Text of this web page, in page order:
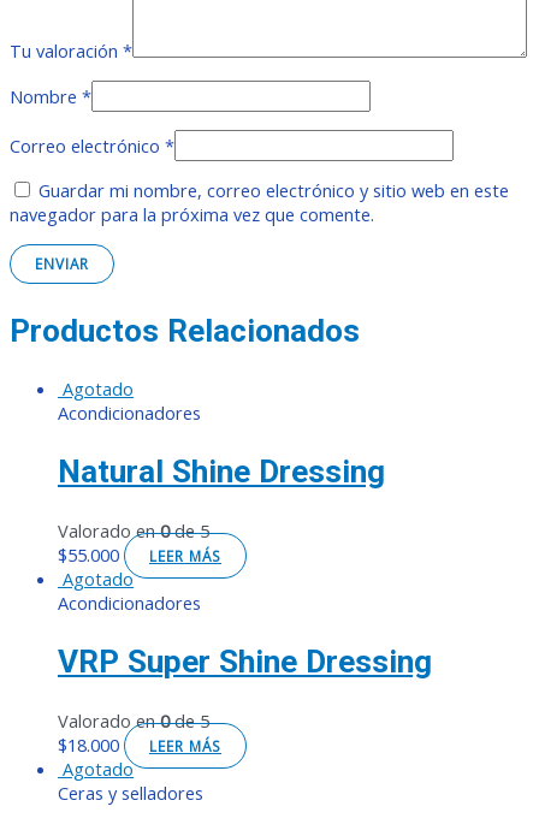
Tu valoración *
Nombre *
Correo electrónico *
Guardar mi nombre, correo electrónico y sitio web en este
navegador para la próxima vez que comente.
Productos Relacionados
Agotado
Acondicionadores
Natural Shine Dressing
Valorado en0de 5
$55.000 LEER MÁS
Agotado
Acondicionadores
VRP Super Shine Dressing
Valorado en0de 5
$18.000 LEER MÁS
Agotado
Ceras y selladores